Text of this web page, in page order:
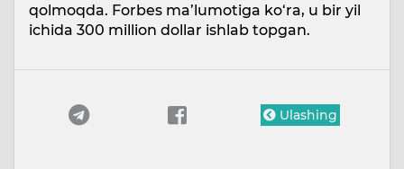
qolmoqda. Forbes ma’lumotiga ko‘ra, u bir yil
ichida 300 million dollar ishlab topgan.
Ulashing